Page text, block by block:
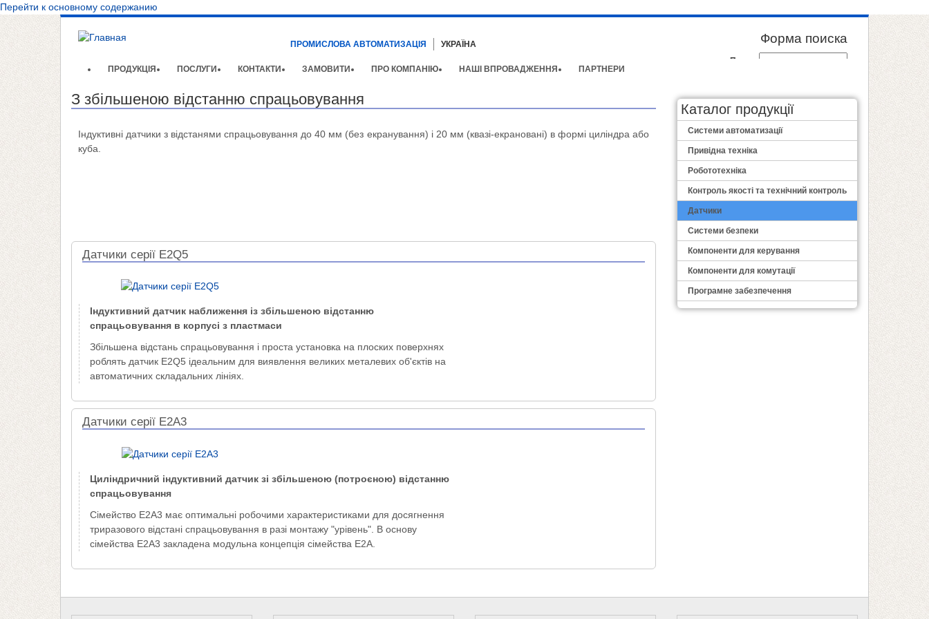
Перейти к основному содержанию
ПРОМИСЛОВА АВТОМАТИЗАЦІЯ УКРАЇНА Форма поиска
Пошук
ПРОДУКЦІЯ
ПОСЛУГИ КОНТАКТИ ЗАМОВИТИ ПРО КОМПАНІЮ НАШІ ВПРОВАДЖЕННЯ ПАРТНЕРИ
З збільшеною відстанню спрацьовування
Індуктивні датчики з відстанями спрацьовування до 40 мм (без екранування) і 20 мм (квазі-екрановані) в формі циліндра або
куба.
Датчики серії E2Q5
Індуктивний датчик наближення із збільшеною відстанню
спрацьовування в корпусі з пластмаси
Збільшена відстань спрацьовування і проста установка на плоских поверхнях
роблять датчик E2Q5 ідеальним для виявлення великих металевих об'єктів на
автоматичних складальних лініях.
Датчики серії E2A3
Циліндричний індуктивний датчик зі збільшеною (потроєною) відстанню
спрацьовування
Сімейство E2A3 має оптимальні робочими характеристиками для досягнення
триразового відстані спрацьовування в разі монтажу "урівень". В основу
сімейства E2A3 закладена модульна концепція сімейства E2A.
Каталог продукції
Системи автоматизації
Привідна техніка
Робототехніка
Контроль якості та технічний контроль
Датчики
Системи безпеки
Компоненти для керування
Компоненти для комутації
Програмне забезпечення